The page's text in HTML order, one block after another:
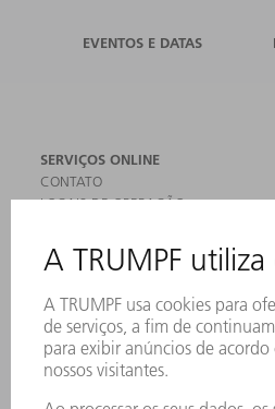
EVENTOS E DATAS
SERVIÇOS ONLINE
CONTATO
LOCAIS DE OPERAÇÃO
ASSINATURA DA NEWSLETTER
FICHAS DE DADOS DE SEGURANÇA
MÁQUINAS & SISTEMAS
LASER
ELETRÔNICA DE POTÊNCIA
FERRAMENTAS ELÉTRICAS
SMART FACTORY